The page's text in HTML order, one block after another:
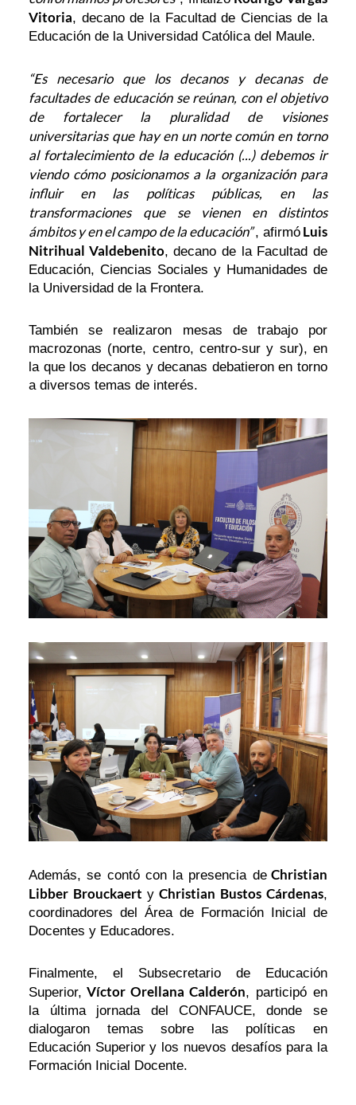
Vitoria, decano de la Facultad de Ciencias de la
Educación de la Universidad Católica del Maule.
“Es necesario que los decanos y decanas de
facultades de educación se reúnan, con el objetivo
de fortalecer la pluralidad de visiones
universitarias que hay en un norte común en torno
al fortalecimiento de la educación (...) debemos ir
viendo cómo posicionamos a la organización para
influir en las políticas públicas, en las
transformaciones que se vienen en distintos
ámbitos y en el campo de la educación”, afirmó Luis
Nitrihual Valdebenito, decano de la Facultad de
Educación, Ciencias Sociales y Humanidades de
la Universidad de la Frontera.
También se realizaron mesas de trabajo por
macrozonas (norte, centro, centro-sur y sur), en
la que los decanos y decanas debatieron en torno
a diversos temas de interés.
Además, se contó con la presencia de Christian
Libber Brouckaert y Christian Bustos Cárdenas,
coordinadores del Área de Formación Inicial de
Docentes y Educadores.
Finalmente, el Subsecretario de Educación
Superior, Víctor Orellana Calderón, participó en
la última jornada del CONFAUCE, donde se
dialogaron temas sobre las políticas en
Educación Superior y los nuevos desafíos para la
Formación Inicial Docente.